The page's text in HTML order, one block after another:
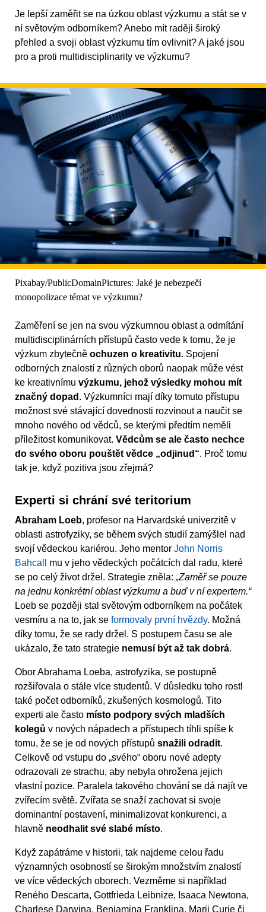
Je lepší zaměřit se na úzkou oblast výzkumu a stát se v
ní světovým odborníkem? Anebo mít raději široký
přehled a svoji oblast výzkumu tím ovlivnit? A jaké jsou
pro a proti multidisciplinarity ve výzkumu?
Pixabay/PublicDomainPictures: Jaké je nebezpečí
monopolizace témat ve výzkumu?
Zaměření se jen na svou výzkumnou oblast a odmítání
multidisciplinárních přístupů často vede k tomu, že je
výzkum zbytečně ochuzen o kreativitu. Spojení
odborných znalostí z různých oborů naopak může vést
ke kreativnímu výzkumu, jehož výsledky mohou mít
značný dopad . Výzkumníci mají díky tomuto přístupu
možnost své stávající dovednosti rozvinout a naučit se
mnoho nového od vědců, se kterými předtím neměli
příležitost komunikovat. Vědcům se ale často nechce
do svého oboru pouštět vědce „odjinud“. Proč tomu
tak je, když pozitiva jsou zřejmá?
Experti si chrání své teritorium
Abraham Loeb, profesor na Harvardské univerzitě v
oblasti astrofyziky, se během svých studií zamýšlel nad
svojí vědeckou kariérou. Jeho mentor John Norris
Bahcall
mu v jeho vědeckých počátcích dal radu, které
se po celý život držel. Strategie zněla: „Zaměř se pouze
na jednu konkrétní oblast výzkumu a buď v ní expertem.“
Loeb se později stal světovým odborníkem na počátek
vesmíru a na to, jak se formovaly první hvězdy. Možná
díky tomu, že se rady držel. S postupem času se ale
ukázalo, že tato strategie nemusí být až tak dobrá.
Obor Abrahama Loeba, astrofyzika, se postupně
rozšiřovala o stále více studentů. V důsledku toho rostl
také počet odborníků, zkušených kosmologů. Tito
experti ale často místo podpory svých mladších
kolegů v nových nápadech a přístupech tíhli spíše k
tomu, že se je od nových přístupů snažili odradit.
Celkově od vstupu do „svého“ oboru nové adepty
odrazovali ze strachu, aby nebyla ohrožena jejich
vlastní pozice. Paralela takového chování se dá najít ve
zvířecím světě. Zvířata se snaží zachovat si svoje
dominantní postavení, minimalizovat konkurenci, a
hlavně neodhalit své slabé místo.
Když zapátráme v historii, tak najdeme celou řadu
významných osobností se širokým množstvím znalostí
ve více vědeckých oborech. Vezměme si například
Reného Descarta, Gottfrieda Leibnize, Isaaca Newtona,
Charlese Darwina, Benjamina Franklina, Marii Curie či